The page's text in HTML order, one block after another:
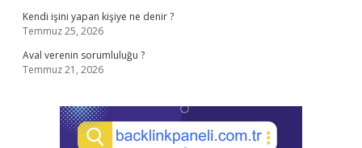
Kendi işini yapan kişiye ne denir ?
Temmuz 25, 2026
Aval verenin sorumluluğu ?
Temmuz 21, 2026